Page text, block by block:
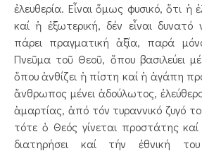
ἐλευθερία. Εἶναι ὅμως φυσικό, ὅτι ἡ
καί ἡ ἐξωτερική, δέν εἶναι δυνατό
πάρει πραγματική ἀξία, παρά
Πνεῦμα τοῦ Θεοῦ, ὅπου βασιλεύει
ὅπου ἀνθίζει ἡ πίστη καί ἡ ἀγάπη
ἄνθρωπος μένει ἀδούλωτος,
ἁμαρτίας, ἀπό τόν τυραννικό ζυγό
τότε ὁ Θεός γίνεται προστάτης
διατηρήσει καί τήν ἐθνική